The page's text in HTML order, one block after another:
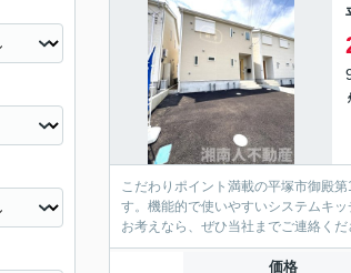
こだわりポイント満載の平塚市御殿
す。機能的で使いやすいシステムキ
お考えなら、ぜひ当社までご連絡くだ
価格